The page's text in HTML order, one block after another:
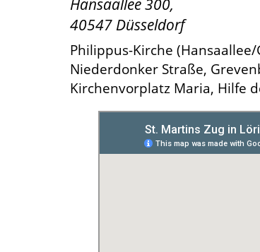
40547 Düsseldorf
Philippus-Kirche
Niederdonker Straße,
Kirchenvorplatz Maria, Hilfe